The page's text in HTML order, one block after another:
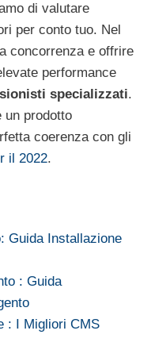
di valutare
per conto tuo. Nel
concorrenza e offrire
performance
specializzati.
un prodotto
coerenza con gli
il 2022.
Guida Installazione
: Guida
: I Migliori CMS